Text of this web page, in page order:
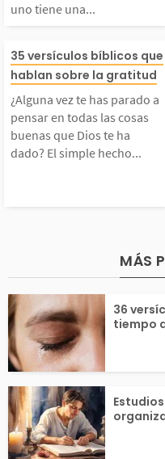
surge de
de...
reflexión
a
a
uno tiene una...
vez
a pensar
las cosas
te ha
esto ya es
para
35 versículos bíblicos que
hablan sobre la gratitud
¿Alguna vez te has parado a
pensar en todas las cosas
buenas que Dios te ha
dado? El simple hecho...
MÁS
36
tiempo